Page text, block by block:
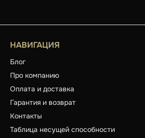
НАВИГАЦИЯ
Блог
Про компанию
Оплата и доставка
Гарантия и возврат
Контакты
Таблица несущей способности